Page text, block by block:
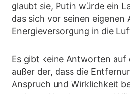
glaubt sie, Putin würde ein
das sich vor seinen eigenen
Energieversorgung in die
Es gibt keine Antworten auf
außer der, dass die
Anspruch und Wirklichkeit